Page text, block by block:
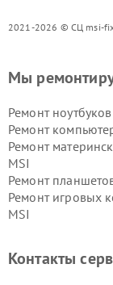
2021-2026 © СЦ msi-
Мы
Ремонт
Ремонт
Ремонт
MSI
Ремонт
Ремонт игровых
MSI
Контакты